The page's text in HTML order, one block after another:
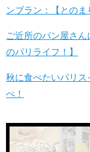
ンブラン：【とのま
ご近所のパン屋さ
のパリライフ！】
秋に食べたいパリ
べ！